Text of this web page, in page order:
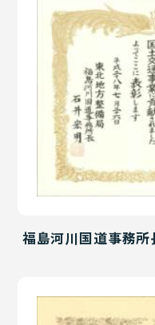
福島河川国道事務所